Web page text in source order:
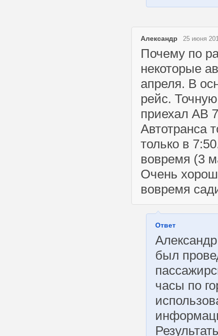
Александр 25 июня
Почему по
некоторые
апреля. В
рейс.
приехал АВ
Автотранса
только в
вовремя (3
Очень
вовремя
Ответ
был
часы по